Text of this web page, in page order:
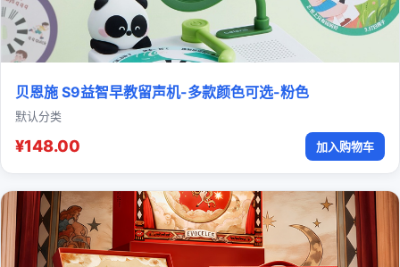
贝恩施 S9益智早教留声机-多款颜色可选-粉色
默认分类
¥148.00 加入购物车